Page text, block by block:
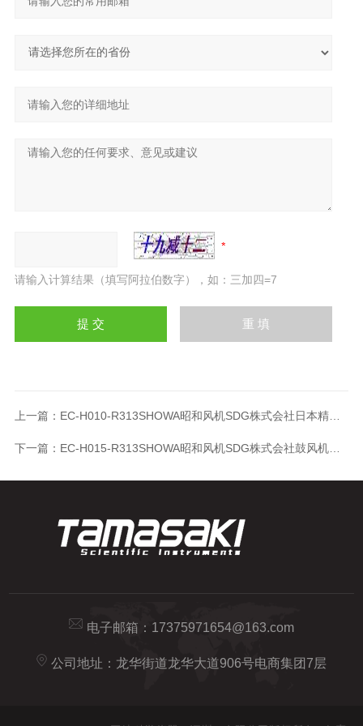
请输入计算结果（填写阿拉伯数字），如：三加四=7
上一篇： EC-H010-R313SHOWA昭和风机SDG株式会社日本精选鼓风机
下一篇： EC-H015-R313SHOWA昭和风机SDG株式会社鼓风机进口直销
电子邮箱： 17375971654@163.com
公司地址：龙华街道龙华大道906号电商集团7层